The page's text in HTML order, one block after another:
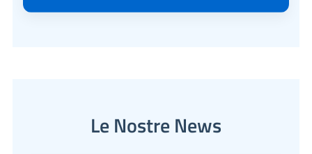
Le Nostre News